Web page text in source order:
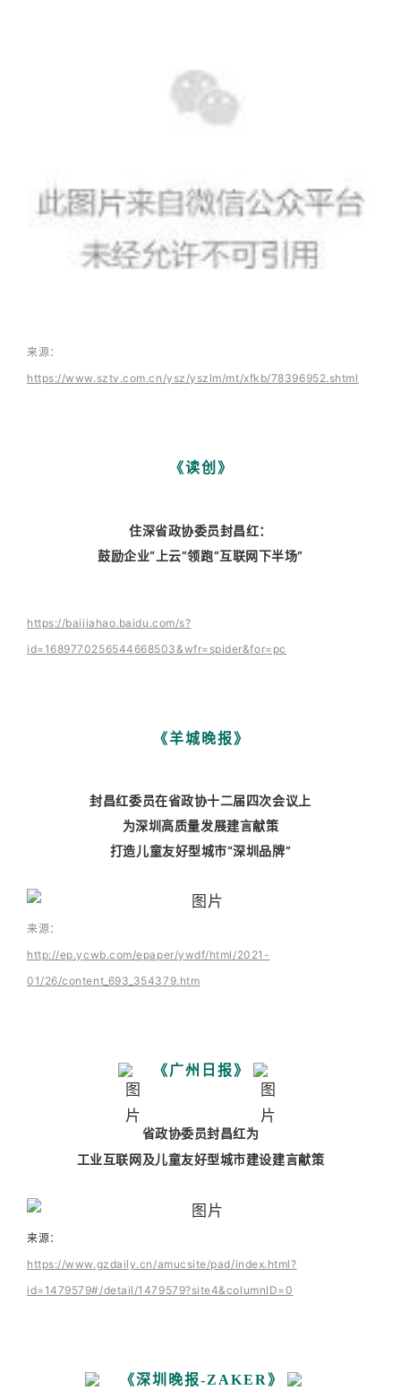
来源：
https://www.sztv.com.cn/ysz/yszlm/mt/xfkb/78396952.shtml
《读创》
住深省政协委员封昌红：
鼓励企业“上云”领跑“互联网下半场”
https://baijiahao.baidu.com/s?
id=1689770256544668503&wfr=spider&for=pc
《羊城晚报》
封昌红委员在省政协十二届四次会议上
为深圳高质量发展建言献策
打造儿童友好型城市“深圳品牌”
来源：
http://ep.ycwb.com/epaper/ywdf/html/2021-
01/26/content_693_354379.htm
《广州日报》
省政协委员封昌红为
工业互联网及儿童友好型城市建设建言献策
来源：
https://www.gzdaily.cn/amucsite/pad/index.html?
id=1479579#/detail/1479579?site4&columnID=0
《深圳晚报-ZAKER》